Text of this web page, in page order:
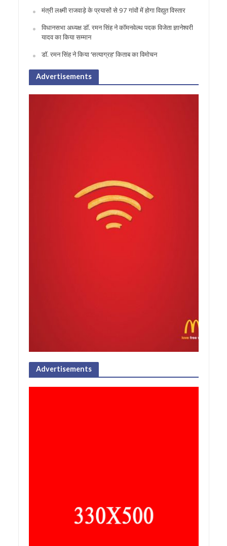
मंत्री लक्ष्मी राजवाड़े के प्रयासों से 97 गांवों में होगा विद्युत विस्तार
विधानसभा अध्यक्ष डॉ. रमन सिंह ने कॉमनवेल्थ पदक विजेता ज्ञानेश्वरी
यादव का किया सम्मान
डॉ. रमन सिंह ने किया ‘सत्याग्रह‘ किताब का विमोचन
Advertisements
Advertisements